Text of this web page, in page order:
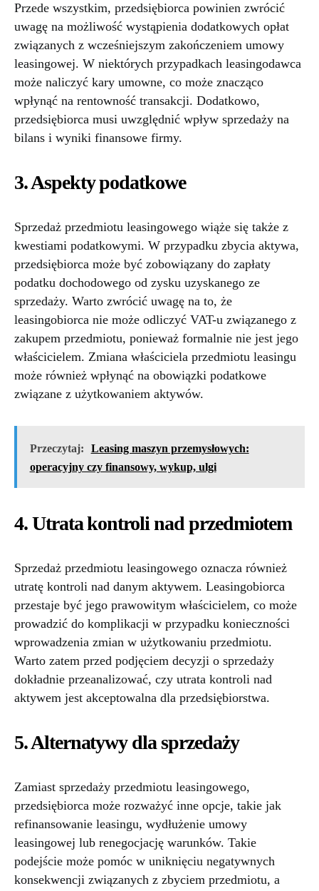
Przede wszystkim, przedsiębiorca powinien zwrócić
uwagę na możliwość wystąpienia dodatkowych opłat
związanych z wcześniejszym zakończeniem umowy
leasingowej. W niektórych przypadkach leasingodawca
może naliczyć kary umowne, co może znacząco
wpłynąć na rentowność transakcji. Dodatkowo,
przedsiębiorca musi uwzględnić wpływ sprzedaży na
bilans i wyniki finansowe firmy.
3. Aspekty podatkowe
Sprzedaż przedmiotu leasingowego wiąże się także z
kwestiami podatkowymi. W przypadku zbycia aktywa,
przedsiębiorca może być zobowiązany do zapłaty
podatku dochodowego od zysku uzyskanego ze
sprzedaży. Warto zwrócić uwagę na to, że
leasingobiorca nie może odliczyć VAT-u związanego z
zakupem przedmiotu, ponieważ formalnie nie jest jego
właścicielem. Zmiana właściciela przedmiotu leasingu
może również wpłynąć na obowiązki podatkowe
związane z użytkowaniem aktywów.
Przeczytaj:
Leasing maszyn przemysłowych:
operacyjny czy finansowy, wykup, ulgi
4. Utrata kontroli nad przedmiotem
Sprzedaż przedmiotu leasingowego oznacza również
utratę kontroli nad danym aktywem. Leasingobiorca
przestaje być jego prawowitym właścicielem, co może
prowadzić do komplikacji w przypadku konieczności
wprowadzenia zmian w użytkowaniu przedmiotu.
Warto zatem przed podjęciem decyzji o sprzedaży
dokładnie przeanalizować, czy utrata kontroli nad
aktywem jest akceptowalna dla przedsiębiorstwa.
5. Alternatywy dla sprzedaży
Zamiast sprzedaży przedmiotu leasingowego,
przedsiębiorca może rozważyć inne opcje, takie jak
refinansowanie leasingu, wydłużenie umowy
leasingowej lub renegocjację warunków. Takie
podejście może pomóc w uniknięciu negatywnych
konsekwencji związanych z zbyciem przedmiotu, a